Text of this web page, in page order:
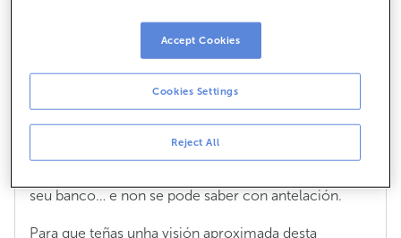
Cando fas unha compra coa túa tarxeta ou sacas
diñeiro nun caixeiro nunha moeda distinta ao euro,
faise unha conversión do valor da moeda da
operación a euros.
A conversión será a que determine a marca da túa
operación entre a entidade do terminal e ABANCA.
Ese día pode ser distinto do día en que ti fagas a
seu banco… e non se pode saber con antelación.
Para que teñas unha visión aproximada desta
Reject All
Cookies Settings
Accept Cookies